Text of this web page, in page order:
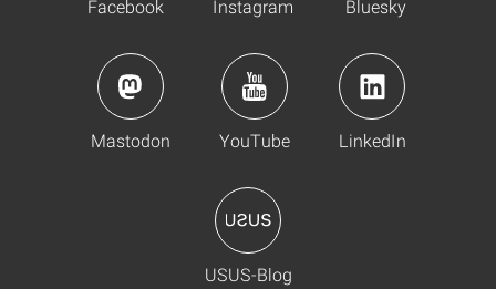
Facebook Instagram Bluesky
Mastodon YouTube LinkedIn
USUS-Blog